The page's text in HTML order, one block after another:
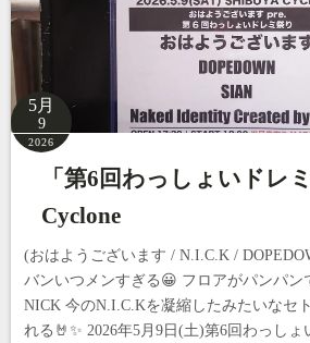
5月
9
2026
「第6回わっしょいドレ
Cyclone
(おはようございます / N.I.C.K /
バンいつメンすぎる😀 フロアがパンパン
NICK 今のN.I.C.Kを凝縮したみたいなセ
れる🤘✨ 2026年5月9日(土)第6回わっし